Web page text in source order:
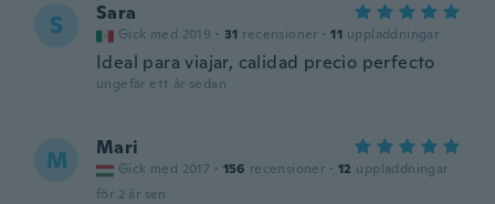
S Sara
Gick med 2019 · 31 recensioner · 11 uppladdningar
Ideal para viajar, calidad precio perfecto
ungefär ett år sedan
M Mari
Gick med 2017 · 156 recensioner · 12 uppladdningar
för 2 år sen